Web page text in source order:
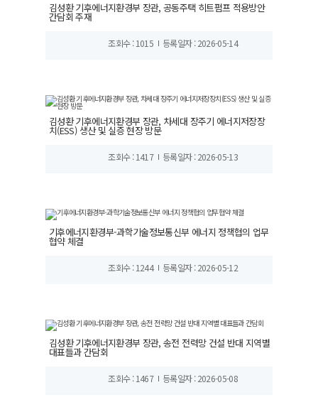
김성환 기후에너지환경부 장관, 공동주택 히트펌프 적용방안
간담회 주재
조회수 : 1015 등록일자 : 2026-05-14
김성환 기후에너지환경부 장관, 차세대 장주기 에너지저장장
치(ESS) 생산 및 실증 현장 방문
조회수 : 1417 등록일자 : 2026-05-13
기후에너지환경부-과학기술정보통신부 에너지 정책협의 업무
협약 체결
조회수 : 1244 등록일자 : 2026-05-12
김성환 기후에너지환경부 장관, 송전 전력망 건설 반대 지역별
대표들과 간담회
조회수 : 1467 등록일자 : 2026-05-08